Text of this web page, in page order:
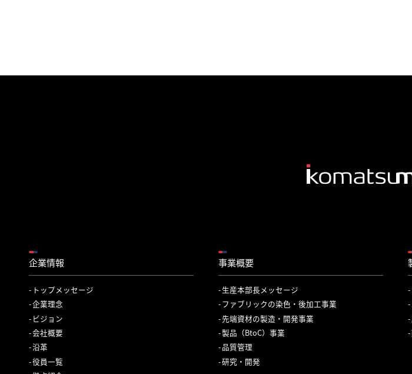
企業情報
トップメッセージ
企業理念
ビジョン
会社概要
沿革
役員一覧
事業概要
生産本部長メッセージ
ファブリックの染色・後加工事業
先端資材の製造・開発事業
製品（BtoC）事業
品質管理
研究・開発